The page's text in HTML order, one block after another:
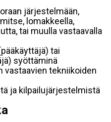
järjestelmään,
lomakkeella,
tai muulla vastaavalla
tai
syöttäminä
vastaavien tekniikoiden
ja kilpailujärjestelmistä